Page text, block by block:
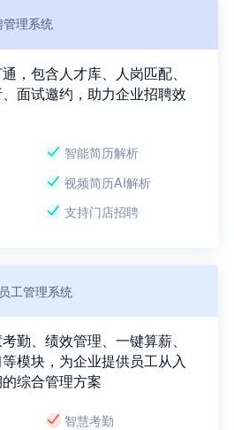
管理系统
，包含人才库、人岗匹配、
面试邀约，助力企业招聘效
智能简历解析
视频简历AI解析
支持门店招聘
工管理系统
勤、绩效管理、一键算薪、
模块，为企业提供员工从入
综合管理方案
智慧考勤